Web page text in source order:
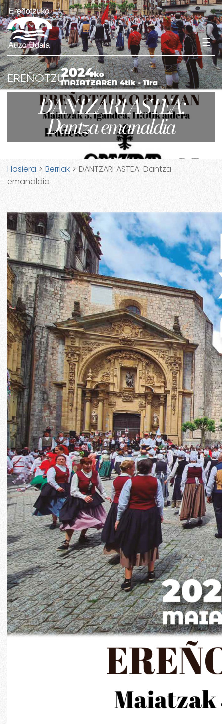
☰
EREÑOTZU
DANTZARI ASTEA:
Dantza emanaldia
Hasiera > Berriak > DANTZARI ASTEA: Dantza
emanaldia